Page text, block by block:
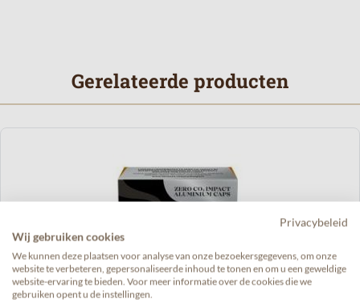
Gerelateerde producten
Privacybeleid
Wij gebruiken cookies
We kunnen deze plaatsen voor analyse van onze bezoekersgegevens, om onze
website te verbeteren, gepersonaliseerde inhoud te tonen en om u een geweldige
website-ervaring te bieden. Voor meer informatie over de cookies die we
gebruiken opent u de instellingen.